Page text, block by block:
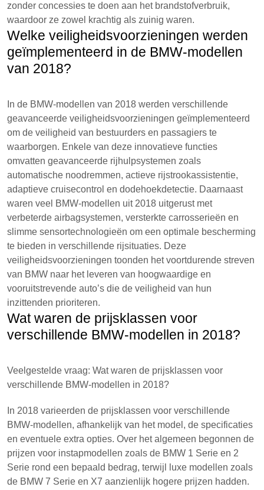
zonder concessies te doen aan het brandstofverbruik,
waardoor ze zowel krachtig als zuinig waren.
Welke veiligheidsvoorzieningen werden
geïmplementeerd in de BMW-modellen
van 2018?
In de BMW-modellen van 2018 werden verschillende
geavanceerde veiligheidsvoorzieningen geïmplementeerd
om de veiligheid van bestuurders en passagiers te
waarborgen. Enkele van deze innovatieve functies
omvatten geavanceerde rijhulpsystemen zoals
automatische noodremmen, actieve rijstrookassistentie,
adaptieve cruisecontrol en dodehoekdetectie. Daarnaast
waren veel BMW-modellen uit 2018 uitgerust met
verbeterde airbagsystemen, versterkte carrosserieën en
slimme sensortechnologieën om een optimale bescherming
te bieden in verschillende rijsituaties. Deze
veiligheidsvoorzieningen toonden het voortdurende streven
van BMW naar het leveren van hoogwaardige en
vooruitstrevende auto’s die de veiligheid van hun
inzittenden prioriteren.
Wat waren de prijsklassen voor
verschillende BMW-modellen in 2018?
Veelgestelde vraag: Wat waren de prijsklassen voor
verschillende BMW-modellen in 2018?
In 2018 varieerden de prijsklassen voor verschillende
BMW-modellen, afhankelijk van het model, de specificaties
en eventuele extra opties. Over het algemeen begonnen de
prijzen voor instapmodellen zoals de BMW 1 Serie en 2
Serie rond een bepaald bedrag, terwijl luxe modellen zoals
de BMW 7 Serie en X7 aanzienlijk hogere prijzen hadden.